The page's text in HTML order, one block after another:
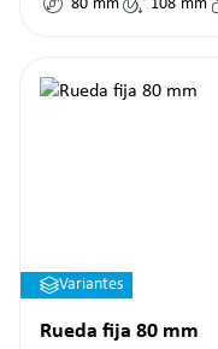
80 mm 108 mm
Variantes
Rueda fija 80 mm